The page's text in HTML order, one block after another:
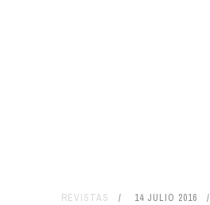
REVISTAS 14 JULIO 2016